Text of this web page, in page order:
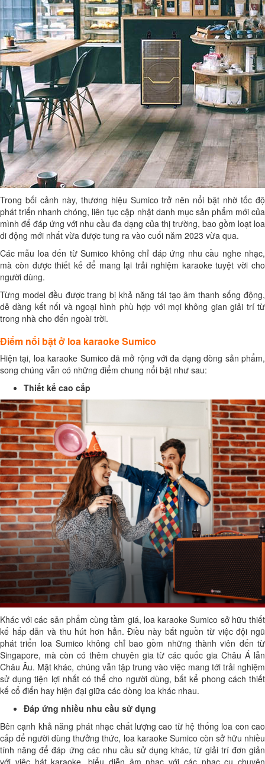
Trong bối cảnh này, thương hiệu Sumico trở nên nổi bật nhờ tốc độ
phát triển nhanh chóng, liên tục cập nhật danh mục sản phẩm mới của
mình để đáp ứng với nhu cầu đa dạng của thị trường, bao gồm loạt loa
di động mới nhất vừa được tung ra vào cuối năm 2023 vừa qua.
Các mẫu loa đến từ Sumico không chỉ đáp ứng nhu cầu nghe nhạc,
mà còn được thiết kế để mang lại trải nghiệm karaoke tuyệt vời cho
người dùng.
Từng model đều được trang bị khả năng tái tạo âm thanh sống động,
dễ dàng kết nối và ngoại hình phù hợp với mọi không gian giải trí từ
trong nhà cho đến ngoài trời.
Điểm nổi bật ở loa karaoke Sumico
Hiện tại, loa karaoke Sumico đã mở rộng với đa dạng dòng sản phẩm,
song chúng vẫn có những điểm chung nổi bật như sau:
Thiết kế cao cấp
Khác với các sản phẩm cùng tầm giá, loa karaoke Sumico sở hữu thiết
kế hấp dẫn và thu hút hơn hẳn. Điều này bắt nguồn từ việc đội ngũ
phát triển loa Sumico không chỉ bao gồm những thành viên đến từ
Singapore, mà còn có thêm chuyên gia từ các quốc gia Châu Á lẫn
Châu Âu. Mặt khác, chúng vẫn tập trung vào việc mang tới trải nghiệm
sử dụng tiện lợi nhất có thể cho người dùng, bất kể phong cách thiết
kế cổ điển hay hiện đại giữa các dòng loa khác nhau.
Đáp ứng nhiều nhu cầu sử dụng
Bên cạnh khả năng phát nhạc chất lượng cao từ hệ thống loa con cao
cấp để người dùng thưởng thức, loa karaoke Sumico còn sở hữu nhiều
tính năng để đáp ứng các nhu cầu sử dụng khác, từ giải trí đơn giản
với việc hát karaoke, biểu diễn âm nhạc với các nhạc cụ chuyên